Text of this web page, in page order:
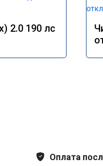
2.0 190 лс
Оплата